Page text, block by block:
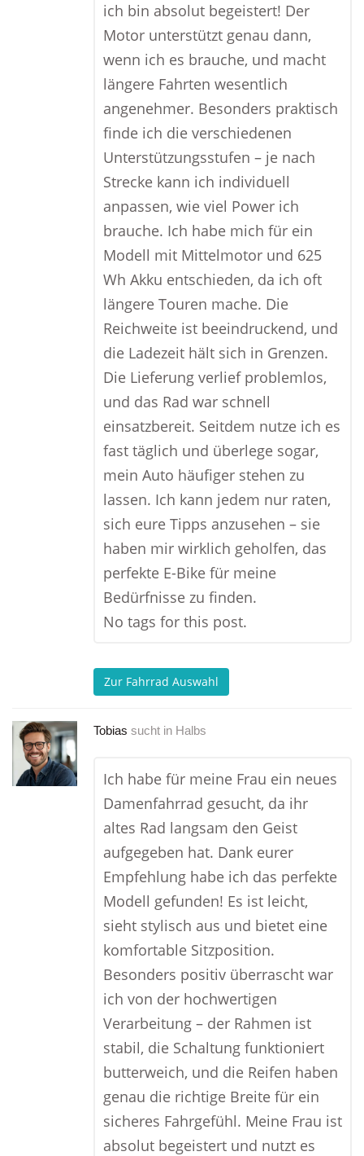
ich bin absolut begeistert! Der
Motor unterstützt genau dann,
wenn ich es brauche, und macht
längere Fahrten wesentlich
angenehmer. Besonders praktisch
finde ich die verschiedenen
Unterstützungsstufen – je nach
Strecke kann ich individuell
anpassen, wie viel Power ich
brauche. Ich habe mich für ein
Modell mit Mittelmotor und 625
Wh Akku entschieden, da ich oft
längere Touren mache. Die
Reichweite ist beeindruckend, und
die Ladezeit hält sich in Grenzen.
Die Lieferung verlief problemlos,
und das Rad war schnell
einsatzbereit. Seitdem nutze ich es
fast täglich und überlege sogar,
mein Auto häufiger stehen zu
lassen. Ich kann jedem nur raten,
sich eure Tipps anzusehen – sie
haben mir wirklich geholfen, das
perfekte E-Bike für meine
Bedürfnisse zu finden.
No tags for this post.
Zur Fahrrad Auswahl
Tobias sucht in Halbs
Ich habe für meine Frau ein neues
Damenfahrrad gesucht, da ihr
altes Rad langsam den Geist
aufgegeben hat. Dank eurer
Empfehlung habe ich das perfekte
Modell gefunden! Es ist leicht,
sieht stylisch aus und bietet eine
komfortable Sitzposition.
Besonders positiv überrascht war
ich von der hochwertigen
Verarbeitung – der Rahmen ist
stabil, die Schaltung funktioniert
butterweich, und die Reifen haben
genau die richtige Breite für ein
sicheres Fahrgefühl. Meine Frau ist
absolut begeistert und nutzt es